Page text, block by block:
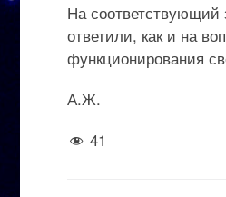
На соответствующий
ответили, как и на
функционирования
А.Ж.
41